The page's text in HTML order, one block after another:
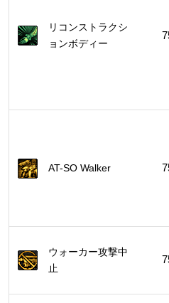
リコンストラクシ
ョンボディー
AT-SO Walker
ウォーカー攻撃中
止